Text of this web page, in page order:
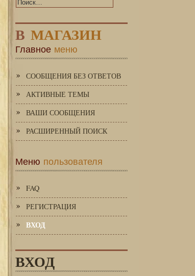
В МАГАЗИН
Главное меню
СООБЩЕНИЯ БЕЗ ОТВЕТОВ
АКТИВНЫЕ ТЕМЫ
ВАШИ СООБЩЕНИЯ
РАСШИРЕННЫЙ ПОИСК
Меню пользователя
FAQ
РЕГИСТРАЦИЯ
ВХОД
ВХОД